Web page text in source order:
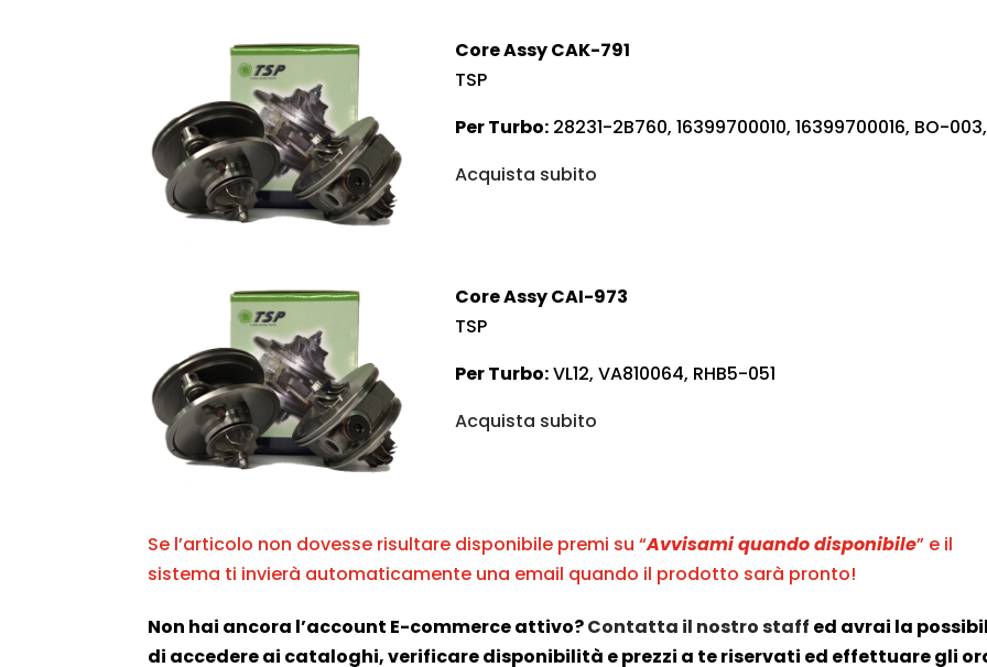
Core Assy CAK-791
TSP
Per Turbo:28231-2B760, 16399700010, 16399700016, BO-003,
Acquista subito
Core Assy CAI-973
TSP
Per Turbo:VL12, VA810064, RHB5-051
Acquista subito
Se l’articolo non dovesse risultare disponibile premi su “Avvisami quando disponibile” e il
sistema ti invierà automaticamente una email quando il prodotto sarà pronto!
Non hai ancora l’account E-commerce attivo?Contatta il nostro staff ed avrai la
di accedere ai cataloghi, verificare disponibilità e prezzi a te riservati ed effettuare gli